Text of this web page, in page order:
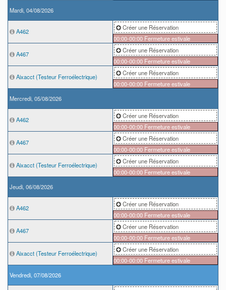
Mardi, 04/08/2026
A462
Créer une Réservation
00:00-00:00 Fermeture estivale
A467
Créer une Réservation
00:00-00:00 Fermeture estivale
Aixacct (Testeur Ferroélectrique)
Créer une Réservation
00:00-00:00 Fermeture estivale
Mercredi, 05/08/2026
A462
Créer une Réservation
00:00-00:00 Fermeture estivale
A467
Créer une Réservation
00:00-00:00 Fermeture estivale
Aixacct (Testeur Ferroélectrique)
Créer une Réservation
00:00-00:00 Fermeture estivale
Jeudi, 06/08/2026
A462
Créer une Réservation
00:00-00:00 Fermeture estivale
A467
Créer une Réservation
00:00-00:00 Fermeture estivale
Aixacct (Testeur Ferroélectrique)
Créer une Réservation
00:00-00:00 Fermeture estivale
Vendredi, 07/08/2026